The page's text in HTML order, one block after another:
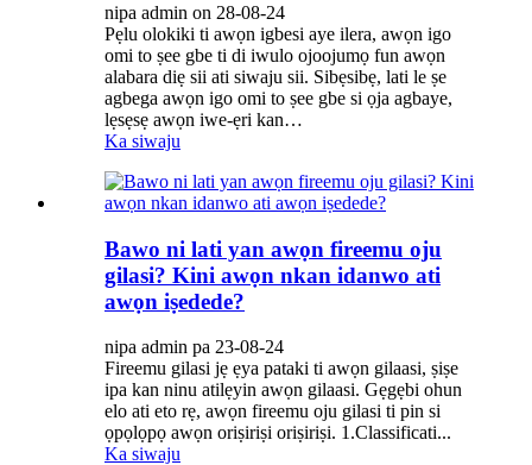
nipa admin on 28-08-24
Pẹlu olokiki ti awọn igbesi aye ilera, awọn igo
omi to ṣee gbe ti di iwulo ojoojumọ fun awọn
alabara diẹ sii ati siwaju sii. Sibẹsibẹ, lati le ṣe
agbega awọn igo omi to ṣee gbe si ọja agbaye,
lẹsẹsẹ awọn iwe-ẹri kan…
Ka siwaju
Bawo ni lati yan awọn fireemu oju
gilasi? Kini awọn nkan idanwo ati
awọn iṣedede?
nipa admin pa 23-08-24
Fireemu gilasi jẹ ẹya pataki ti awọn gilaasi, ṣiṣe
ipa kan ninu atilẹyin awọn gilaasi. Gẹgẹbi ohun
elo ati eto rẹ, awọn fireemu oju gilasi ti pin si
ọpọlọpọ awọn oriṣiriṣi oriṣiriṣi. 1.Classificati...
Ka siwaju